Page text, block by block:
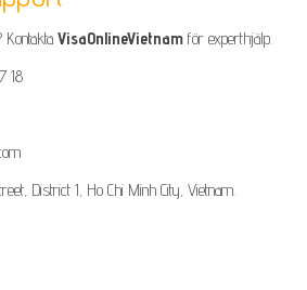
VisaOnlineVietnam för experthjälp.
18
District 1, Ho Chi Minh City, Vietnam.